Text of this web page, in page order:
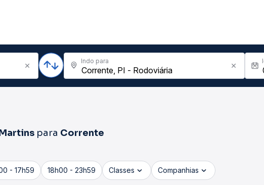
Indo para
para Corrente
- 17h59 18h00 - 23h59 Classes Companhias